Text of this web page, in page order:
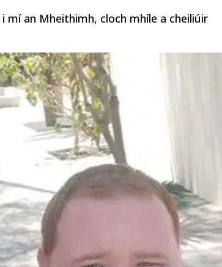
mí an Mheithimh, cloch mhíle a cheiliúir